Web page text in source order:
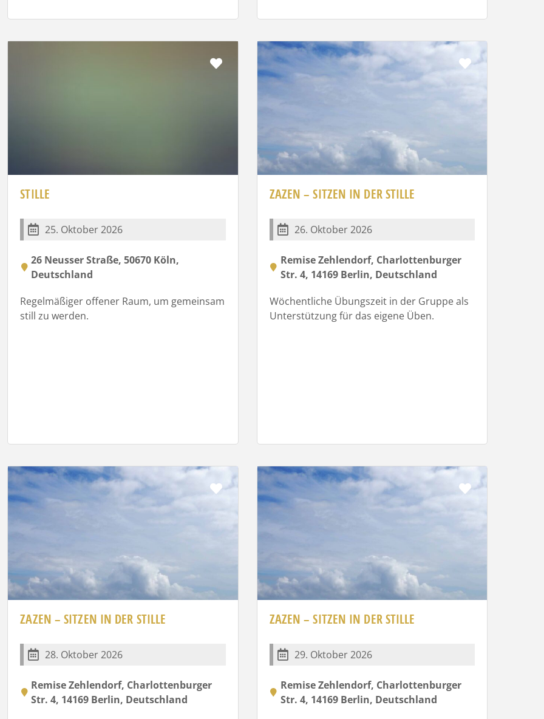
Favorit
STILLE
25. Oktober 2026
26 Neusser Straße, 50670 Köln,
Deutschland
Regelmäßiger offener Raum, um gemeinsam
still zu werden.
Favorit
ZAZEN – SITZEN IN DER STILLE
26. Oktober 2026
Remise Zehlendorf, Charlottenburger
Str. 4, 14169 Berlin, Deutschland
Wöchentliche Übungszeit in der Gruppe als
Unterstützung für das eigene Üben.
Favorit
ZAZEN – SITZEN IN DER STILLE
28. Oktober 2026
Remise Zehlendorf, Charlottenburger
Str. 4, 14169 Berlin, Deutschland
Favorit
ZAZEN – SITZEN IN DER STILLE
29. Oktober 2026
Remise Zehlendorf, Charlottenburger
Str. 4, 14169 Berlin, Deutschland